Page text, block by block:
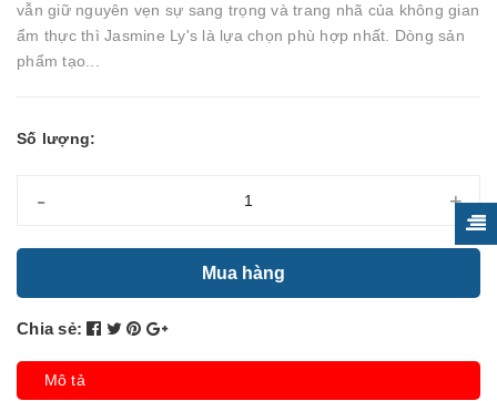
vẫn giữ nguyên vẹn sự sang trọng và trang nhã của không gian
ẩm thực thì Jasmine Ly's là lựa chọn phù hợp nhất. Dòng sản
phẩm tạo...
Số lượng:
- +
Mua hàng
Chia sẻ:
Mô tả